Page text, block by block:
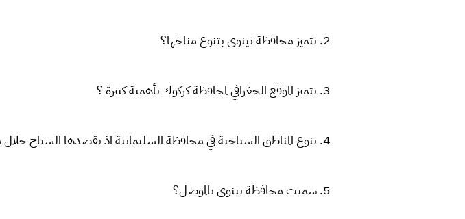
2. تتميز محافظة نينوى بتنوع مناخها؟
3. يتميز الموقع الجغرافي لمحافظة كركوك بأهمية كبيرة ؟
4. تنوع المناطق السياحية في محافظة السليمانية اذ يقصدها السياح خلال موسم الصيف؟
5. سميت محافظة نينوى بالموصل؟